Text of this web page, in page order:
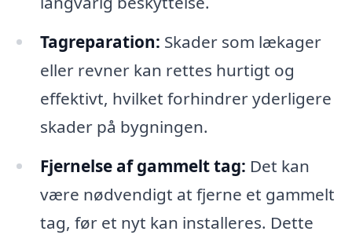
Tagreparation: Skader som lækager
eller revner kan rettes hurtigt og
effektivt, hvilket forhindrer yderligere
skader på bygningen.
Fjernelse af gammelt tag: Det kan
være nødvendigt at fjerne et gammelt
tag, før et nyt kan installeres. Dette